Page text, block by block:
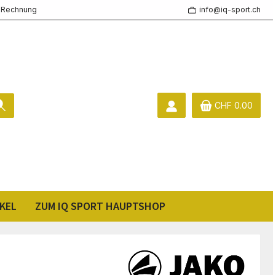
info@iq-sport.ch
CHF 0.00
ZUM IQ SPORT HAUPTSHOP